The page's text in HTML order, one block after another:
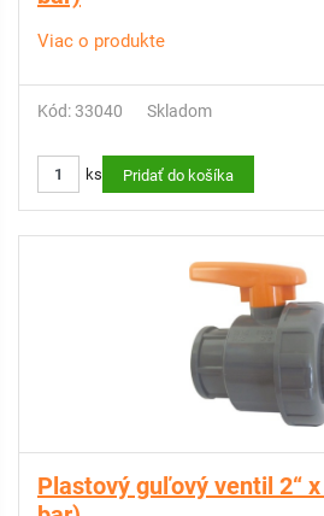
Viac o produkte
Kód: 33040 Skladom
ks Pridať do košíka
Plastový guľový ventil 2“ x